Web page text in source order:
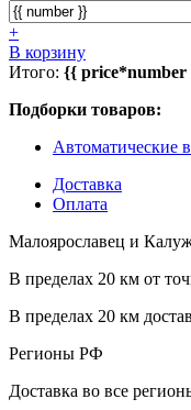
+
В корзину
Итого: {{ price*number
Подборки товаров:
Автоматические
Доставка
Оплата
Малоярославец и
В пределах 20 км от
В пределах 20 км
Регионы РФ
Доставка во все